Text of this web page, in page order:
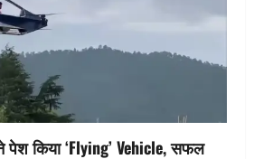
पेश किया ‘Flying’ Vehicle, सफल